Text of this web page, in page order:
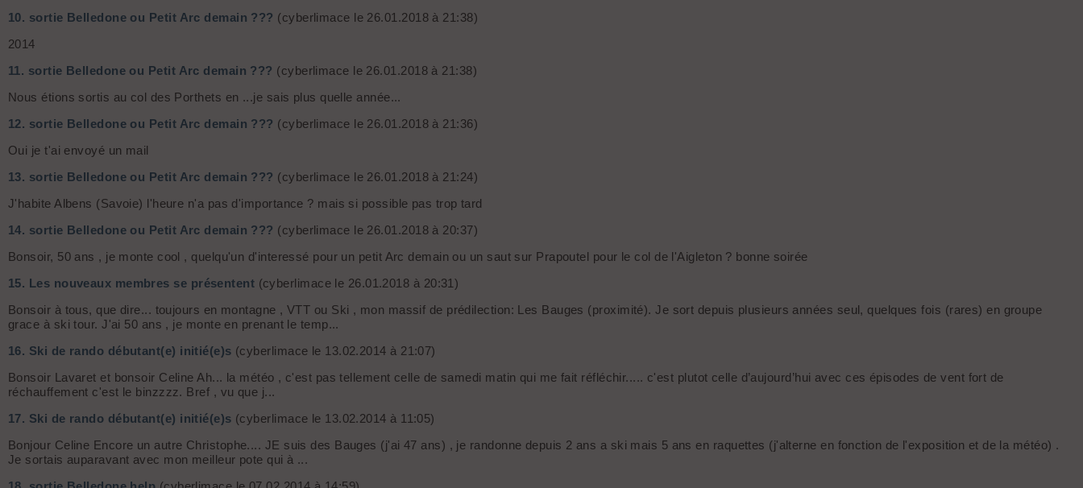
10. sortie Belledone ou Petit Arc demain ??? (cyberlimace le 26.01.2018 à 21:38)
2014
11. sortie Belledone ou Petit Arc demain ??? (cyberlimace le 26.01.2018 à 21:38)
Nous étions sortis au col des Porthets en ...je sais plus quelle année...
12. sortie Belledone ou Petit Arc demain ??? (cyberlimace le 26.01.2018 à 21:36)
Oui je t'ai envoyé un mail
13. sortie Belledone ou Petit Arc demain ??? (cyberlimace le 26.01.2018 à 21:24)
J'habite Albens (Savoie) l'heure n'a pas d'importance ? mais si possible pas trop tard
14. sortie Belledone ou Petit Arc demain ??? (cyberlimace le 26.01.2018 à 20:37)
Bonsoir, 50 ans , je monte cool , quelqu'un d'interessé pour un petit Arc demain ou un saut sur Prapoutel pour le col de l'Aigleton ? bonne soirée
15. Les nouveaux membres se présentent (cyberlimace le 26.01.2018 à 20:31)
Bonsoir à tous, que dire... toujours en montagne , VTT ou Ski , mon massif de prédilection: Les Bauges (proximité). Je sort depuis plusieurs années seul, quelques fois (rares) en groupe
grace à ski tour. J'ai 50 ans , je monte en prenant le temp...
16. Ski de rando débutant(e) initié(e)s (cyberlimace le 13.02.2014 à 21:07)
Bonsoir Lavaret et bonsoir Celine Ah... la météo , c'est pas tellement celle de samedi matin qui me fait réfléchir..... c'est plutot celle d’aujourd’hui avec ces épisodes de vent fort de
réchauffement c'est le binzzzz. Bref , vu que j...
17. Ski de rando débutant(e) initié(e)s (cyberlimace le 13.02.2014 à 11:05)
Bonjour Celine Encore un autre Christophe.... JE suis des Bauges (j'ai 47 ans) , je randonne depuis 2 ans a ski mais 5 ans en raquettes (j'alterne en fonction de l'exposition et de la météo) .
Je sortais auparavant avec mon meilleur pote qui à ...